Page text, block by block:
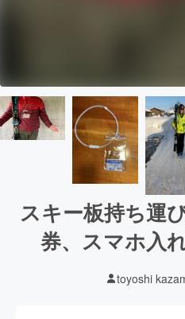
スキー板持ち運
券、スマホ入
toyoshi